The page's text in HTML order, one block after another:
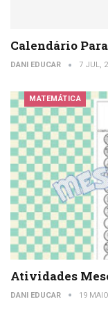
Calendário
DANI EDUCAR 7 JUL,
MATEMÁTICA
Atividades
DANI EDUCAR 19